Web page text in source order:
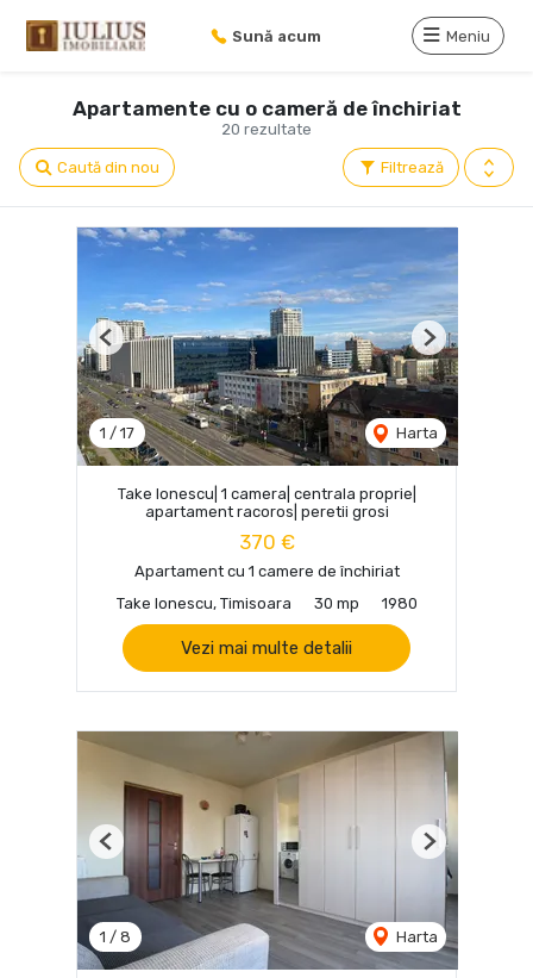
Sună acum Meniu
20 rezultate
Apartamente cu o cameră de închiriat
Filtrează
Caută din nou
1 / 17 Harta
Previous Next
Take Ionescu| 1 camera| centrala proprie|
apartament racoros| peretii grosi
370 €
Apartament cu 1 camere de închiriat
Take Ionescu, Timisoara
30 mp 1980
Vezi mai multe detalii
1 / 8 Harta
Previous Next